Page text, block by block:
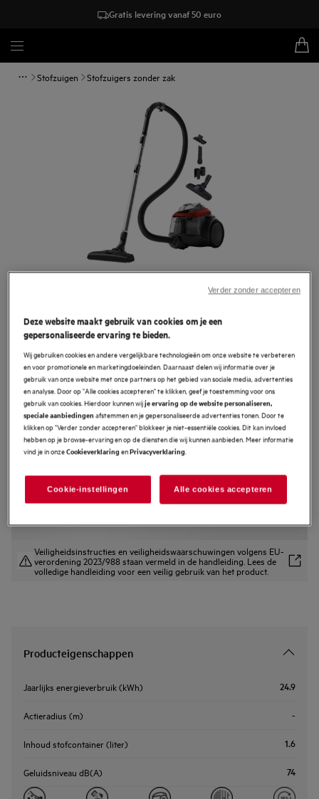
Gratis levering vanaf 50 euro
Stofzuigen Stofzuigers zonder zak
Tik om in te zoomen
AL61C2CR
6000 Stofzuiger Zonder stofzak - 74
dB - Parketzuigmond
4.5 (278)
Productvoordelen
Snel en precies legen voor een schoner thuis
Schoner en eenvoudiger leegmaken
Langdurige prestaties, zelfs als het reservoir vol raakt*
Veiligheidsinstructies en veiligheidswaarschuwingen volgens EU-
verordening 2023/988 staan vermeld in de handleiding. Lees de
volledige handleiding voor een veilig gebruik van het product.
Producteigenschappen
Jaarlijks energieverbruik (kWh) 24.9
Actieradius (m) -
Inhoud stofcontainer (liter) 1.6
Geluidsniveau dB(A) 74
Deze website maakt gebruik van cookies om je een
gepersonaliseerde ervaring te bieden.
Wij gebruiken cookies en andere vergelijkbare technologieën om onze website te verbeteren
en voor promotionele en marketingdoeleinden. Daarnaast delen wij informatie over je
gebruik van onze website met onze partners op het gebied van sociale media, advertenties
en analyse. Door op "Alle cookies accepteren" te klikken, geef je toestemming voor ons
gebruik van cookies. Hierdoor kunnen wijje ervaring op de website personaliseren,
speciale aanbiedingen afstemmen en je gepersonaliseerde advertenties tonen. Door te
klikken op "Verder zonder accepteren" blokkeer je niet-essentiële cookies. Dit kan invloed
hebben op je browse-ervaring en op de diensten die wij kunnen aanbieden. Meer informatie
vind je in onzeCookieverklaringenPrivacyverklaring.
Cookie-instellingen Alle cookies accepteren
Verder zonder accepteren